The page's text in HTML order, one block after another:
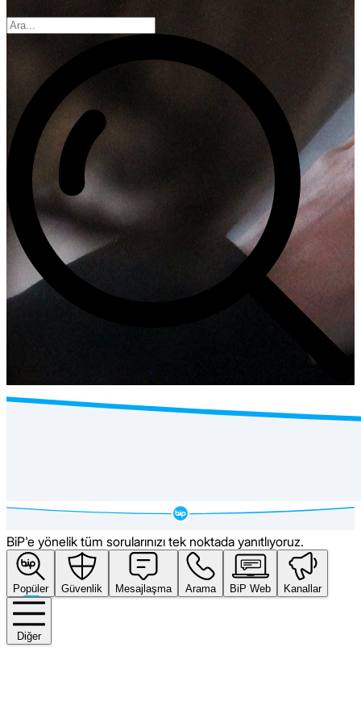
BiP'e yönelik tüm sorularınızı tek noktada yanıtlıyoruz.
Popüler Güvenlik Mesajlaşma Arama BiP Web Kanallar
Diğer